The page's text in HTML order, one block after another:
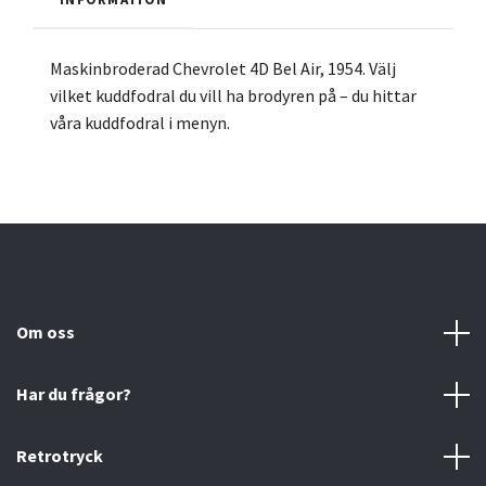
Maskinbroderad Chevrolet 4D Bel Air, 1954. Välj
vilket kuddfodral du vill ha brodyren på – du hittar
våra kuddfodral i menyn.
Om oss
Har du frågor?
Retrotryck